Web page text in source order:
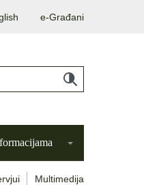
e-Građani
Multimedija